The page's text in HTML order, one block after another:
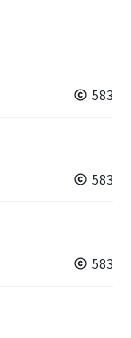
583
583
583